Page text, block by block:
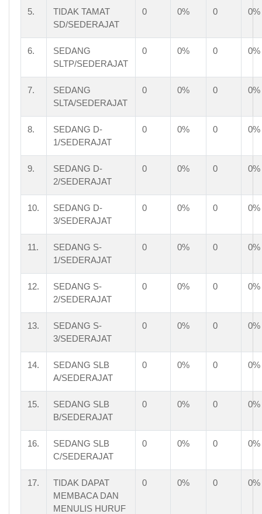
5.
TIDAK TAMAT
SD/SEDERAJAT
0 0% 0 0%
6.
SEDANG
SLTP/SEDERAJAT
0 0% 0 0%
7.
SEDANG
SLTA/SEDERAJAT
0 0% 0 0%
8.
SEDANG D-
1/SEDERAJAT
0 0% 0 0%
9.
SEDANG D-
2/SEDERAJAT
0 0% 0 0%
10.
SEDANG D-
3/SEDERAJAT
0 0% 0 0%
11.
SEDANG S-
1/SEDERAJAT
0 0% 0 0%
12.
SEDANG S-
2/SEDERAJAT
0 0% 0 0%
13.
SEDANG S-
3/SEDERAJAT
0 0% 0 0%
14.
SEDANG SLB
A/SEDERAJAT
0 0% 0 0%
15.
SEDANG SLB
B/SEDERAJAT
0 0% 0 0%
16.
SEDANG SLB
C/SEDERAJAT
0 0% 0 0%
17.
TIDAK DAPAT
MEMBACA DAN
MENULIS HURUF
0 0% 0 0%